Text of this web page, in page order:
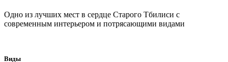
Одно из лучших мест в сердце Старого Тбилиси с
современным интерьером и потрясающими видами
Виды